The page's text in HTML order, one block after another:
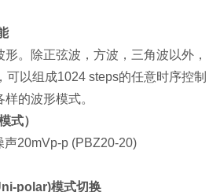
。除正弦波，方波，三角波以外，
可以组成1024 steps的任意时序控制
的波形模式。
式）
声20mVp-p (PBZ20-20)
polar)模式切换